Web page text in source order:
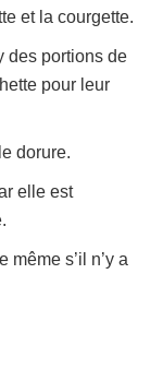
et la courgette.
des portions de
pour leur
dorure.
elle est
même s’il n’y a